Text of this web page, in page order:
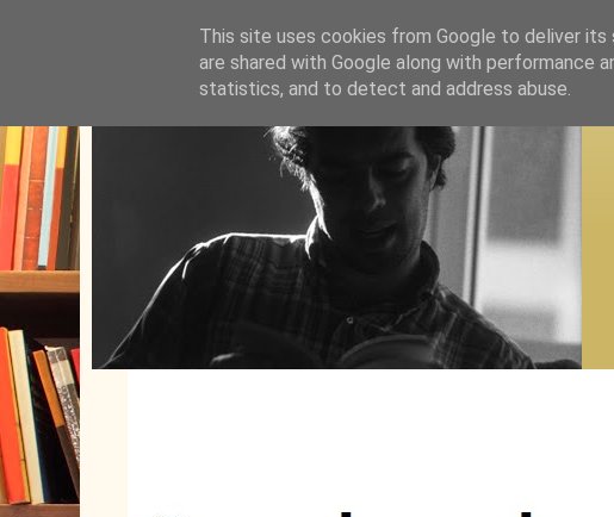
This site uses cookies from Google to deliver
are shared with Google along with performance
statistics, and to detect and address abuse.